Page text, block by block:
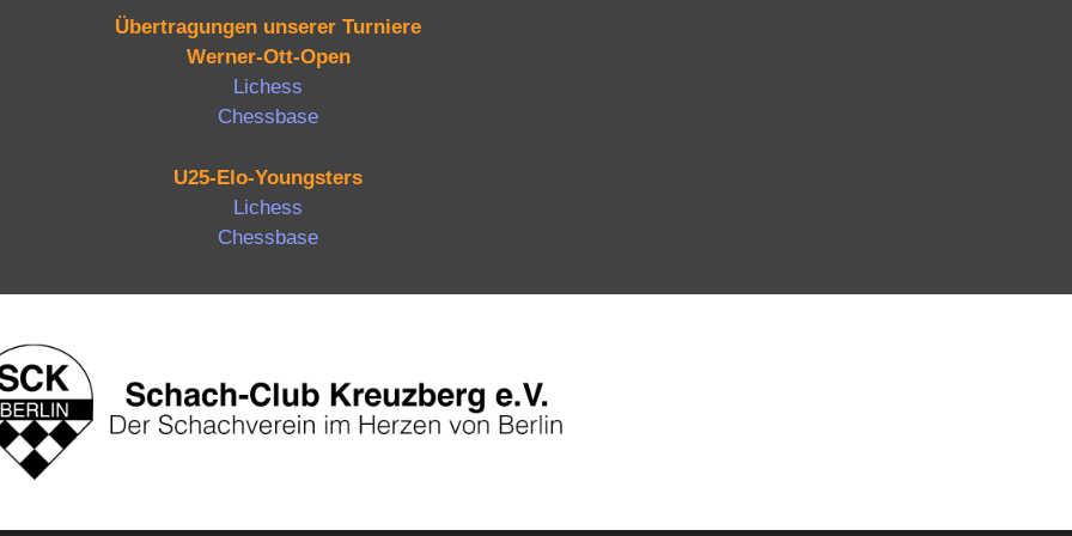
Übertragungen unserer Turniere
Werner-Ott-Open
Lichess
Chessbase
U25-Elo-Youngsters
Lichess
Chessbase